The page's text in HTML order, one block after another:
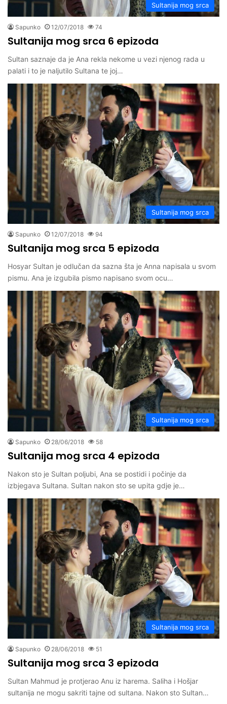
Sultanija mog srca
Sapunko 12/07/2018 74
Sultanija mog srca 6 epizoda
Sultan saznaje da je Ana rekla nekome u vezi njenog rada u
palati i to je naljutilo Sultana te joj…
Sultanija mog srca
Sapunko 12/07/2018 94
Sultanija mog srca 5 epizoda
Hosyar Sultan je odlučan da sazna šta je Anna napisala u svom
pismu. Ana je izgubila pismo napisano svom ocu…
Sultanija mog srca
Sapunko 28/06/2018 58
Sultanija mog srca 4 epizoda
Nakon sto je Sultan poljubi, Ana se postidi i počinje da
izbjegava Sultana. Sultan nakon sto se upita gdje je…
Sultanija mog srca
Sapunko 28/06/2018 51
Sultanija mog srca 3 epizoda
Sultan Mahmud je protjerao Anu iz harema. Saliha i Hošjar
sultanija ne mogu sakriti tajne od sultana. Nakon sto Sultan…